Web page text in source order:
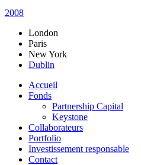
2008
London
Paris
New York
Dublin
Accueil
Fonds
Partnership Capital
Keystone
Collaborateurs
Portfolio
Investissement responsable
Contact